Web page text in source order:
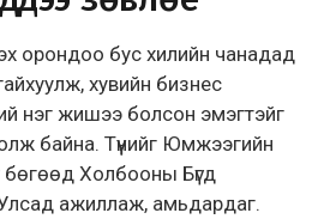
эх орондоо бус хилийн чанадад
хувийн бизнес
нэг жишээ болсон эмэгтэйг
байна. Түүнийг Юмжээгийн
Холбооны Бүгд
ажиллаж, амьдардаг.